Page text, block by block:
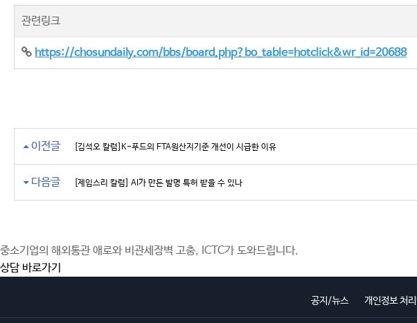
관련링크
https://chosundaily.com/bbs/board.php?bo_table=hotclick&wr_id=20688
이전글 [김석오 칼럼]K-푸드의 FTA원산지기준 개선이 시급한 이유
다음글 [제임스리 칼럼] AI가 만든 발명 특허 받을 수 있나
중소기업의 해외통관 애로와 비관세장벽 고충, ICTC가 도와드립니다.
상담 바로가기
공지/뉴스 개인정보 처